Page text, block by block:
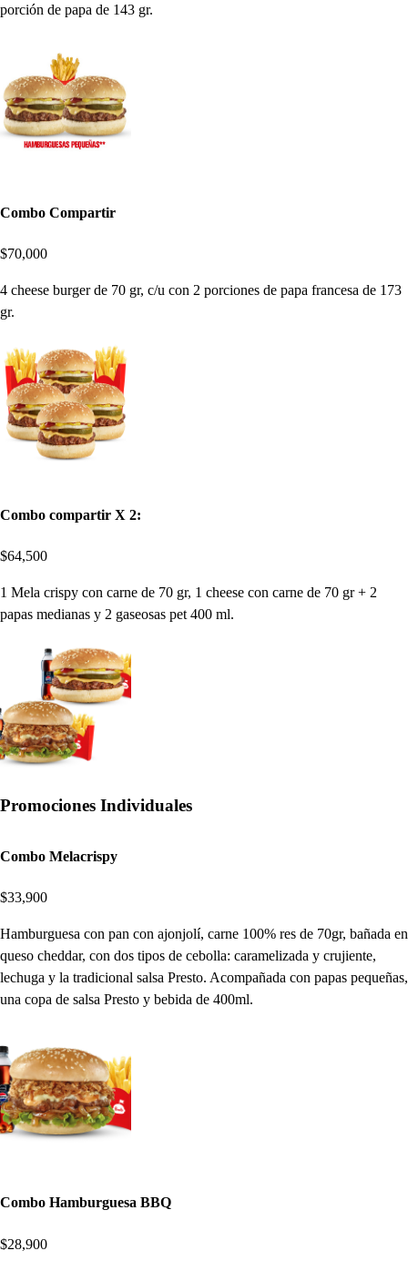
porción de papa de 143 gr.
Combo Compartir
$70,000
4 cheese burger de 70 gr, c/u con 2 porciones de papa francesa de 173
gr.
Combo compartir X 2:
$64,500
1 Mela crispy con carne de 70 gr, 1 cheese con carne de 70 gr + 2
papas medianas y 2 gaseosas pet 400 ml.
Promociones Individuales
Combo Melacrispy
$33,900
Hamburguesa con pan con ajonjolí, carne 100% res de 70gr, bañada en
queso cheddar, con dos tipos de cebolla: caramelizada y crujiente,
lechuga y la tradicional salsa Presto. Acompañada con papas pequeñas,
una copa de salsa Presto y bebida de 400ml.
Combo Hamburguesa BBQ
$28,900